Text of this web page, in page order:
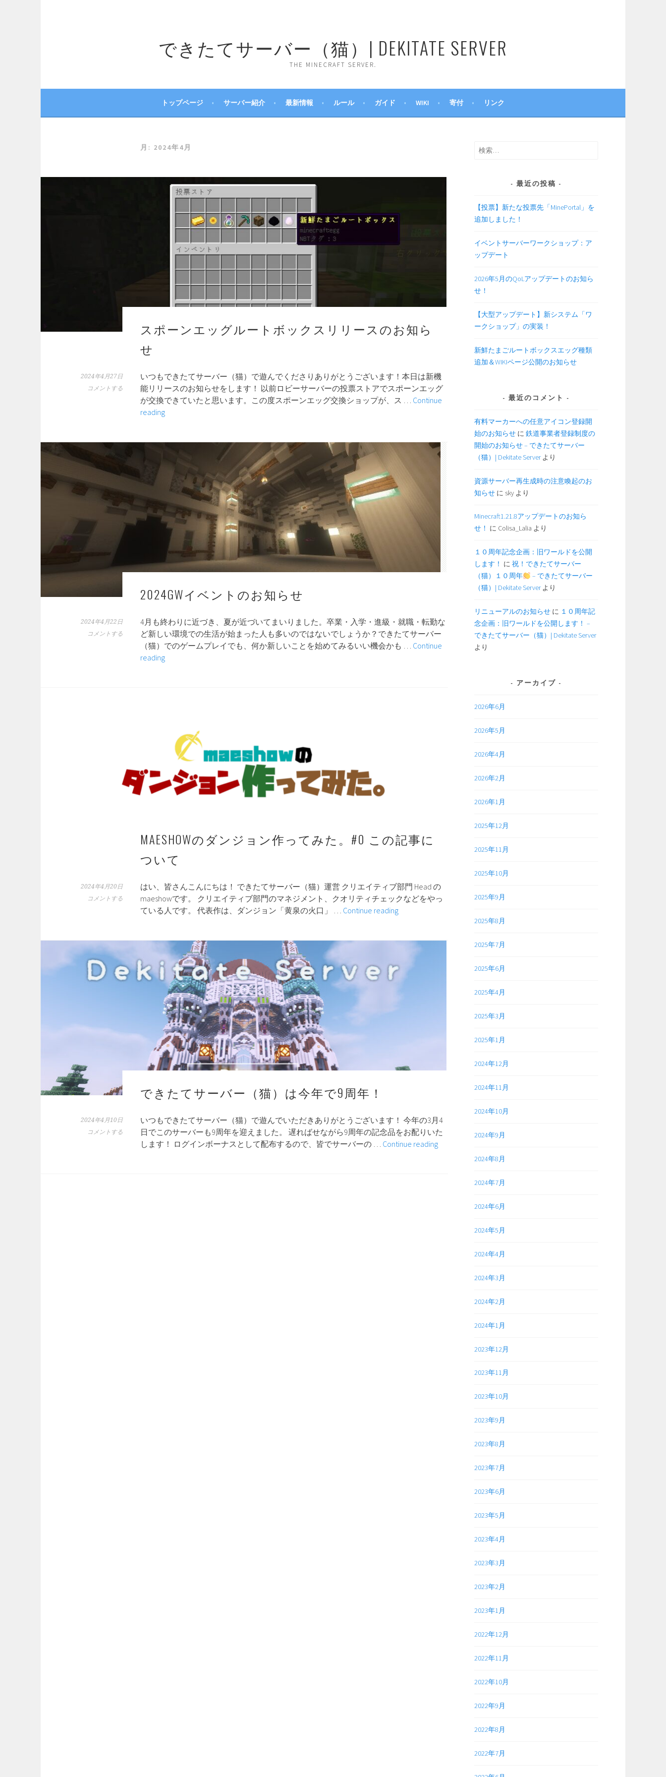
キ
できたてサーバー（猫）| DEKITATE SERVER
THE MINECRAFT SERVER.
トップページ サーバー紹介 最新情報 ルール ガイド WIKI 寄付 リンク
月: 2024年4月
スポーンエッグルートボックスリリースのお知ら
せ
2024年4月27日
コメントする
いつもできたてサーバー（猫）で遊んでくださりありがとうございます！本日は新機
能リリースのお知らせをします！ 以前ロビーサーバーの投票ストアでスポーンエッグ
が交換できていたと思います。この度スポーンエッグ交換ショップが、ス … Continue
readingス
グ
ル
ト
ボ
ッ
ク
ス
リ
ー
の
お
知
ら
2024GWイベントのお知らせ
2024年4月22日
コメントする
4月も終わりに近づき、夏が近づいてまいりました。卒業・入学・進級・就職・転勤な
ど新しい環境での生活が始まった人も多いのではないでしょうか？できたてサーバー
（猫）でのゲームプレイでも、何か新しいことを始めてみるいい機会かも … Continue
reading2024GW
MAESHOWのダンジョン作ってみた。#0 この記事に
ついて
2024年4月20日
コメントする
はい、皆さんこんにちは！ できたてサーバー（猫）運営 クリエイティブ部門 Head の
maeshowです。 クリエイティブ部門のマネジメント、クオリティチェックなどをやっ
ている人です。 代表作は、ダンジョン「黄泉の火口」 … Continue readingmaeshow
ョ
こ
つ
い
て
できたてサーバー（猫）は今年で9周年！
2024年4月10日
コメントする
いつもできたてサーバー（猫）で遊んでいただきありがとうございます！ 今年の3月4
日でこのサーバーも9周年を迎えました。 遅ればせながら9周年の記念品をお配りいた
します！ ログインボーナスとして配布するので、皆でサーバーの … Continue readingで
検
最近の投稿
【投票】新たな投票先「MinePortal」を
追加しました！
イベントサーバーワークショップ：ア
ップデート
2026年5月のQoLアップデートのお知ら
せ！
【大型アップデート】新システム「ワ
ークショップ」の実装！
新鮮たまごルートボックスエッグ種類
追加＆WIKIページ公開のお知らせ
最近のコメント
有料マーカーへの任意アイコン登録開
始のお知らせ に 鉄道事業者登録制度の
開始のお知らせ – できたてサーバー
（猫）| Dekitate Serverより
資源サーバー再生成時の注意喚起のお
知らせ に sky より
Minecraft1.21.8アップデートのお知ら
せ！ に Colisa_Lalia より
１０周年記念企画：旧ワールドを公開
します！ に 祝！できたてサーバー
（猫）１０周年
– できたてサーバー
（猫）| Dekitate Serverより
リニューアルのお知らせ に １０周年記
念企画：旧ワールドを公開します！ –
できたてサーバー（猫）| Dekitate Server
より
アーカイブ
2026年6月
2026年5月
2026年4月
2026年2月
2026年1月
2025年12月
2025年11月
2025年10月
2025年9月
2025年8月
2025年7月
2025年6月
2025年4月
2025年3月
2025年1月
2024年12月
2024年11月
2024年10月
2024年9月
2024年8月
2024年7月
2024年6月
2024年5月
2024年4月
2024年3月
2024年2月
2024年1月
2023年12月
2023年11月
2023年10月
2023年9月
2023年8月
2023年7月
2023年6月
2023年5月
2023年4月
2023年3月
2023年2月
2023年1月
2022年12月
2022年11月
2022年10月
2022年9月
2022年8月
2022年7月